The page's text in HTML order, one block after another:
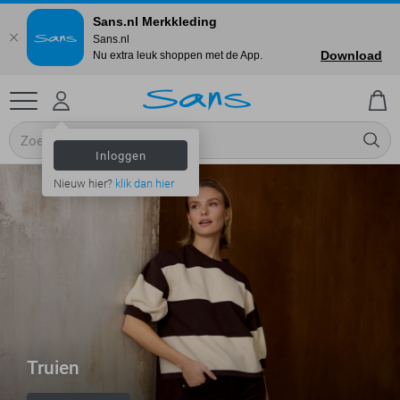
Inloggen
Nieuw hier? klik dan hier
Truien
Sans.nl Merkkleding
Sans.nl
Nu extra leuk shoppen met de App.
Download